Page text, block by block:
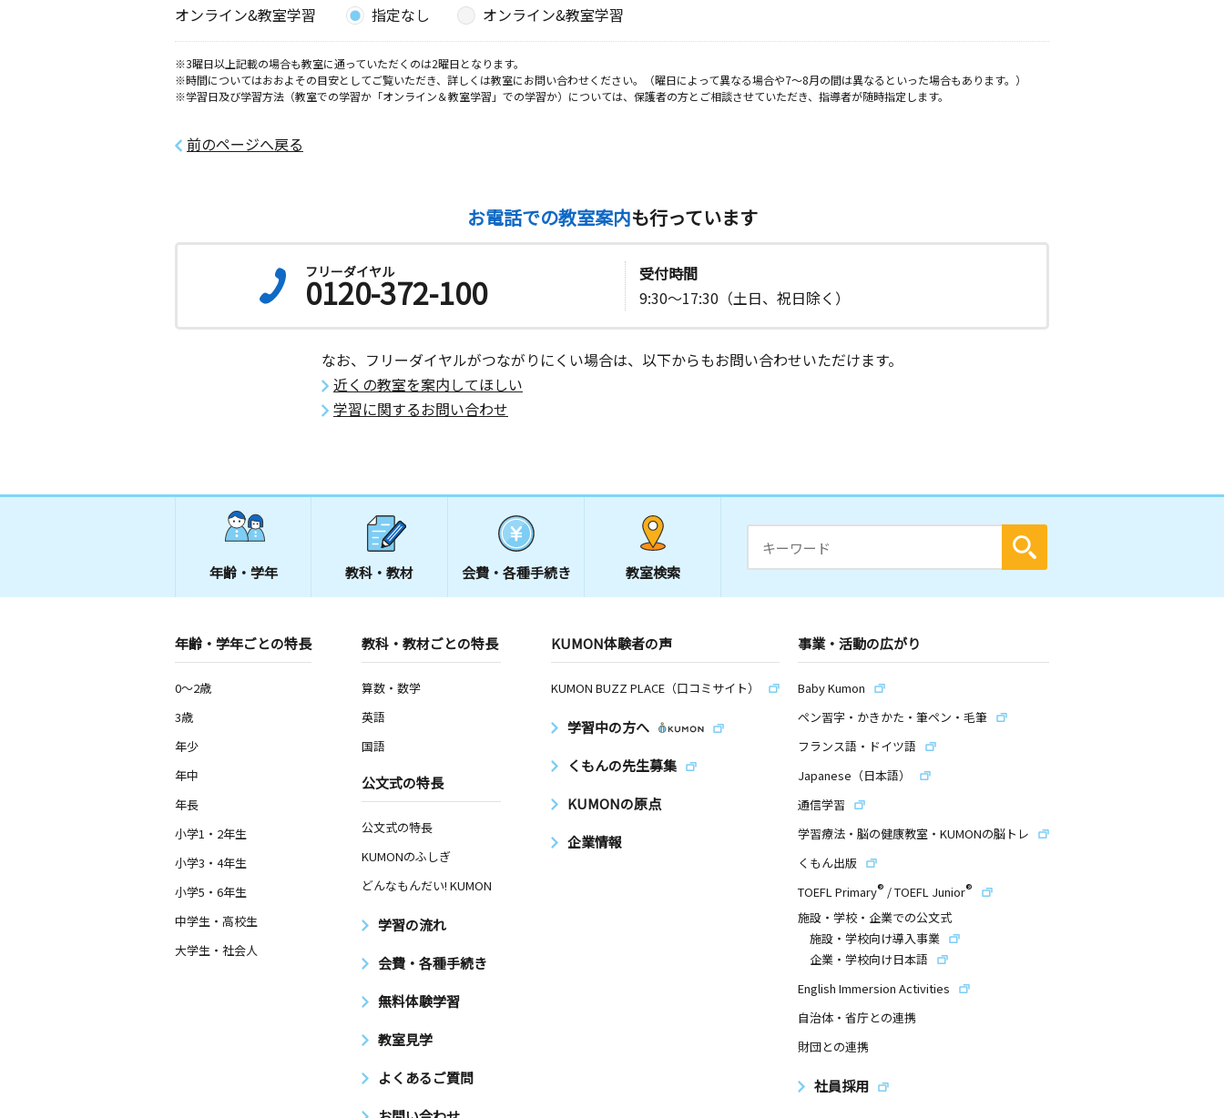
オンライン&教室学習
指定なし オンライン&教室学習
※3曜日以上記載の場合も教室に通っていただくのは2曜日となります。
※時間についてはおおよその目安としてご覧いただき、詳しくは教室にお問い合わせください。（曜日によって異なる場合や7～8月の間は異なるといった場合もあります。）
※学習日及び学習方法（教室での学習か「オンライン＆教室学習」での学習か）については、保護者の方とご相談させていただき、指導者が随時指定します。
前のページへ戻る
お電話での教室案内も行っています
フリーダイヤル
0120-372-100
受付時間
9:30～17:30（土日、祝日除く）
なお、フリーダイヤルがつながりにくい場合は、以下からもお問い合わせいただけます。
近くの教室を案内してほしい
学習に関するお問い合わせ
年齢・学年 教科・教材 会費・ 各種手続き 教室検索
年齢・学年ごとの特長
0～2歳
3歳
年少
年中
年長
小学1・2年生
小学3・4年生
小学5・6年生
中学生・高校生
大学生・社会人
教科・教材ごとの特長
算数・数学
英語
国語
公文式の特長
公文式の特長
KUMONのふしぎ
どんなもんだい! KUMON
学習の流れ
会費・各種手続き
無料体験学習
教室見学
よくあるご質問
KUMON体験者の声
KUMON BUZZ PLACE（口コミサイト）
学習中の方へ
くもんの先生募集
KUMONの原点
企業情報
事業・活動の広がり
Baby Kumon
ペン習字・かきかた・筆ペン・毛筆
フランス語・ドイツ語
Japanese（日本語）
通信学習
学習療法・脳の健康教室・KUMONの脳トレ
くもん出版
TOEFL Primary® /TOEFL Junior®
施設・学校・企業での公文式
施設・学校向け導入事業
企業・学校向け日本語
English Immersion Activities
自治体・省庁との連携
財団との連携
社員採用